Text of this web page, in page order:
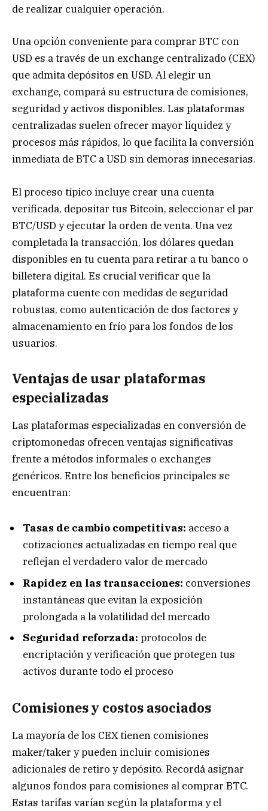
de realizar cualquier operación.
Una opción conveniente para comprar BTC con
USD es a través de un exchange centralizado (CEX)
que admita depósitos en USD. Al elegir un
exchange, compará su estructura de comisiones,
seguridad y activos disponibles. Las plataformas
centralizadas suelen ofrecer mayor liquidez y
procesos más rápidos, lo que facilita la conversión
inmediata de BTC a USD sin demoras innecesarias.
El proceso típico incluye crear una cuenta
verificada, depositar tus Bitcoin, seleccionar el par
BTC/USD y ejecutar la orden de venta. Una vez
completada la transacción, los dólares quedan
disponibles en tu cuenta para retirar a tu banco o
billetera digital. Es crucial verificar que la
plataforma cuente con medidas de seguridad
robustas, como autenticación de dos factores y
almacenamiento en frío para los fondos de los
usuarios.
Ventajas de usar plataformas
especializadas
Las plataformas especializadas en conversión de
criptomonedas ofrecen ventajas significativas
frente a métodos informales o exchanges
genéricos. Entre los beneficios principales se
encuentran:
Tasas de cambio competitivas: acceso a
cotizaciones actualizadas en tiempo real que
reflejan el verdadero valor de mercado
Rapidez en las transacciones: conversiones
instantáneas que evitan la exposición
prolongada a la volatilidad del mercado
Seguridad reforzada: protocolos de
encriptación y verificación que protegen tus
activos durante todo el proceso
Comisiones y costos asociados
La mayoría de los CEX tienen comisiones
maker/taker y pueden incluir comisiones
adicionales de retiro y depósito. Recordá asignar
algunos fondos para comisiones al comprar BTC.
Estas tarifas varían según la plataforma y el